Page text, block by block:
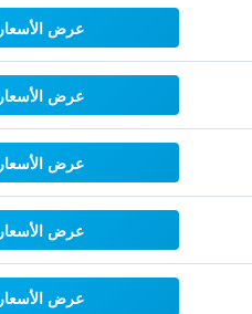
عرض الأسعار
عرض الأسعار
عرض الأسعار
عرض الأسعار
عرض الأسعار